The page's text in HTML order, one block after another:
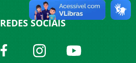
REDES SOCIAIS